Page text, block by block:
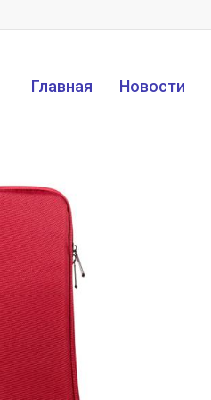
Главная Новости